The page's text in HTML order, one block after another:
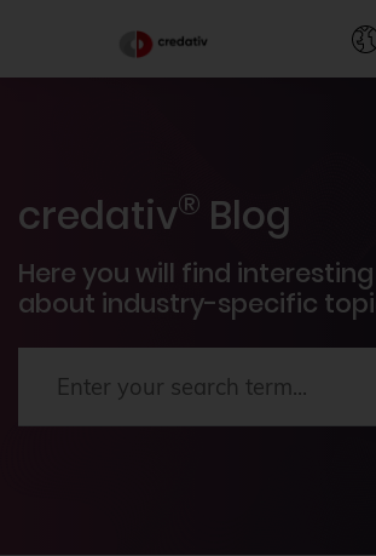
credativ® Blog
Here you will find
about industry-specific
Events
PostgreSQL®
News